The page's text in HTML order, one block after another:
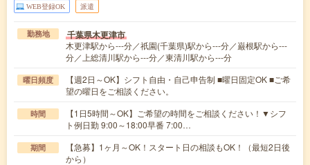
WEB登録OK 派遣
勤務地 千葉県木更津市
木更津駅から---分／祇園(千葉県)駅から---分／巌根駅から---
分／上総清川駅から---分／東清川駅から---分
曜日頻度
【週2日～OK】シフト自由・自己申告制 ■曜日固定OK ■ご希
望の曜日をご相談ください。
時間
【1日5時間～OK】ご希望の時間をご相談ください！▼シフ
ト例日勤 9:00～18:00早番 7:00…
期間
【急募】1ヶ月～OK！スタート日の相談もOK！（最短2日後
から）